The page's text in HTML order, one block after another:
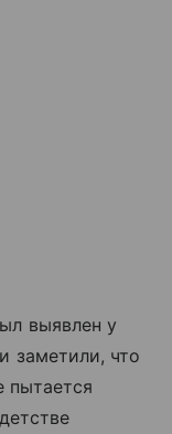
выявлен у
заметили, что
пытается